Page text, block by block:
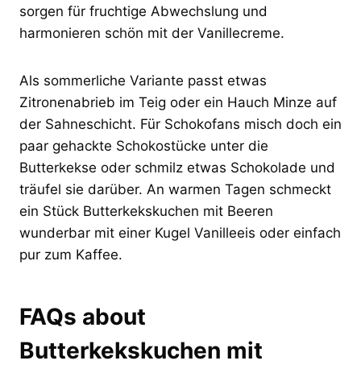
sorgen für fruchtige Abwechslung und
harmonieren schön mit der Vanillecreme.
Als sommerliche Variante passt etwas
Zitronenabrieb im Teig oder ein Hauch Minze auf
der Sahneschicht. Für Schokofans misch doch ein
paar gehackte Schokostücke unter die
Butterkekse oder schmilz etwas Schokolade und
träufel sie darüber. An warmen Tagen schmeckt
ein Stück Butterkekskuchen mit Beeren
wunderbar mit einer Kugel Vanilleeis oder einfach
pur zum Kaffee.
FAQs about
Butterkekskuchen mit